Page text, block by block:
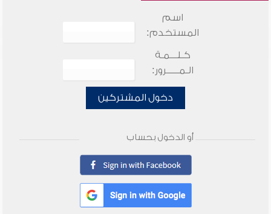
اسم
المستخدم:
كـلـــمـة
الـمـــــرور:
دخول المشتركين
أو الدخول بحساب